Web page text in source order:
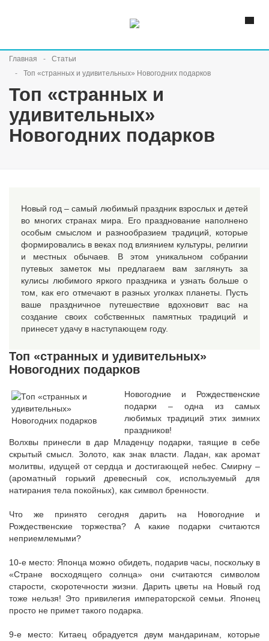
Главная
Статьи
Топ «странных и удивительных» Новогодних подарков
Топ «странных и
удивительных»
Новогодних подарков
Новый год – самый любимый праздник взрослых и детей
во многих странах мира. Его празднование наполнено
особым смыслом и разнообразием традиций, которые
формировались в веках под влиянием культуры, религии
и местных обычаев. В этом уникальном собрании
путевых заметок мы предлагаем вам заглянуть за
кулисы любимого яркого праздника и узнать больше о
том, как его отмечают в разных уголках планеты. Пусть
ваше праздничное путешествие вдохновит вас на
создание своих собственных памятных традиций и
принесет удачу в наступающем году.
Топ «странных и удивительных»
Новогодних подарков
Новогодние и Рождественские
подарки – одна из самых
любимых традиций этих зимних
праздников!
Волхвы принесли в дар Младенцу подарки, таящие в себе
скрытый смысл. Золото, как знак власти. Ладан, как аромат
молитвы, идущей от сердца и достигающей небес. Смирну –
(ароматный горький древесный сок, используемый для
натирания тела покойных), как символ бренности.
Что же принято сегодня дарить на Новогодние и
Рождественские торжества? А какие подарки считаются
неприемлемыми?
10-е место: Японца можно обидеть, подарив часы, поскольку в
«Стране восходящего солнца» они считаются символом
старости, скоротечности жизни. Дарить цветы на Новый год
тоже нельзя! Это привилегия императорской семьи. Японец
просто не примет такого подарка.
9-е место: Китаец обрадуется двум мандаринам, которые